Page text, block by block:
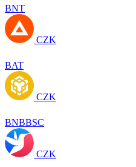
BNT
CZK
BAT
CZK
BNBBSC
CZK